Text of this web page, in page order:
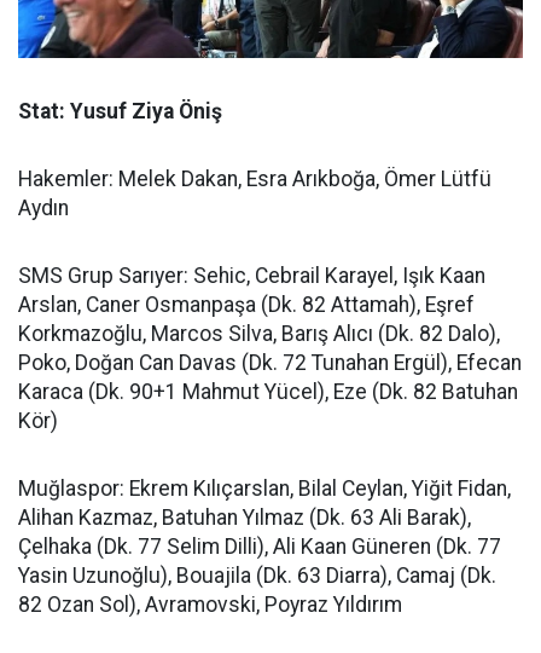
Stat: Yusuf Ziya Öniş
Hakemler: Melek Dakan, Esra Arıkboğa, Ömer Lütfü
Aydın
SMS Grup Sarıyer: Sehic, Cebrail Karayel, Işık Kaan
Arslan, Caner Osmanpaşa (Dk. 82 Attamah), Eşref
Korkmazoğlu, Marcos Silva, Barış Alıcı (Dk. 82 Dalo),
Poko, Doğan Can Davas (Dk. 72 Tunahan Ergül), Efecan
Karaca (Dk. 90+1 Mahmut Yücel), Eze (Dk. 82 Batuhan
Kör)
Muğlaspor: Ekrem Kılıçarslan, Bilal Ceylan, Yiğit Fidan,
Alihan Kazmaz, Batuhan Yılmaz (Dk. 63 Ali Barak),
Çelhaka (Dk. 77 Selim Dilli), Ali Kaan Güneren (Dk. 77
Yasin Uzunoğlu), Bouajila (Dk. 63 Diarra), Camaj (Dk.
82 Ozan Sol), Avramovski, Poyraz Yıldırım